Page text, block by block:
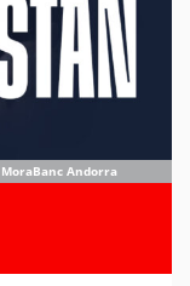
Andorra